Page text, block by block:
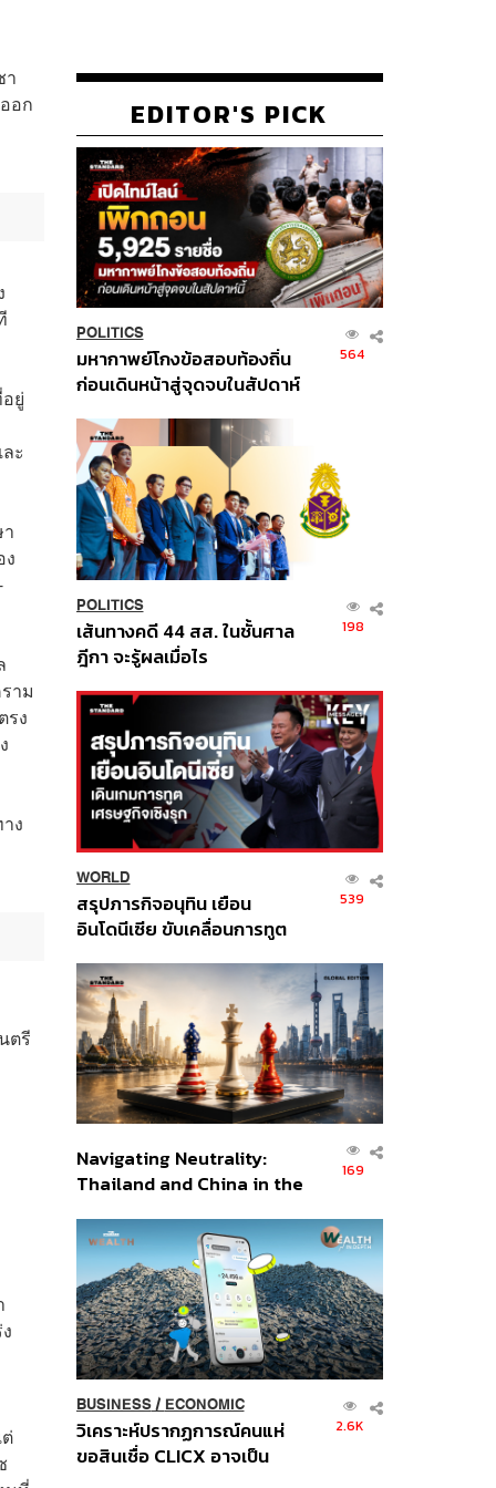
า
อก
ยู่
ะ
าม
รง
ง
ตรี
EDITOR'S PICK
POLITICS
มหากาพย์โกงข้อสอบท้องถิ่น
ก่อนเดินหน้าสู่จุดจบในสัปดาห์
564
POLITICS
เส้นทางคดี 44 สส. ในชั้นศาล
ฎีกา จะรู้ผลเมื่อไร
198
WORLD
สรุปภารกิจอนุทิน เยือน
อินโดนีเซีย ขับเคลื่อนการทูต
ส่วนยุทธศาสตร์ไทย –
อินโดนีเซีย
539
Navigating Neutrality:
Thailand and China in the
Order
169
BUSINESS/ ECONOMIC
วิเคราะห์ปรากฏการณ์คนแห่
ขอสินเชื่อ CLICX อาจเป็น
2.6K